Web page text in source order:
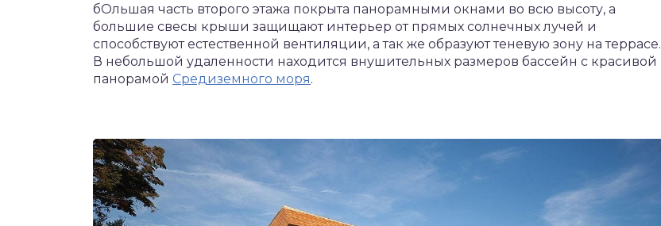
бОльшая часть второго этажа покрыта панорамными окнами во всю высоту, а
большие свесы крыши защищают интерьер от прямых солнечных лучей и
способствуют естественной вентиляции, а так же образуют теневую зону на террасе.
В небольшой удаленности находится внушительных размеров бассейн с красивой
панорамой Средиземного моря.